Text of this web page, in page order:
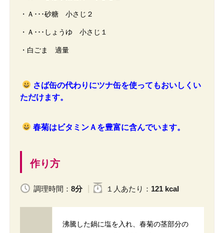
・Ａ･･･砂糖 小さじ２
・Ａ･･･しょうゆ 小さじ１
・白ごま 適量
さば缶の代わりにツナ缶を使ってもおいしくい
ただけます。
春菊はビタミンＡを豊富に含んでいます。
作り方
調理時間： 8分 １人 あたり ： 121 kcal
沸騰した鍋に塩を入れ、春菊の茎部分の